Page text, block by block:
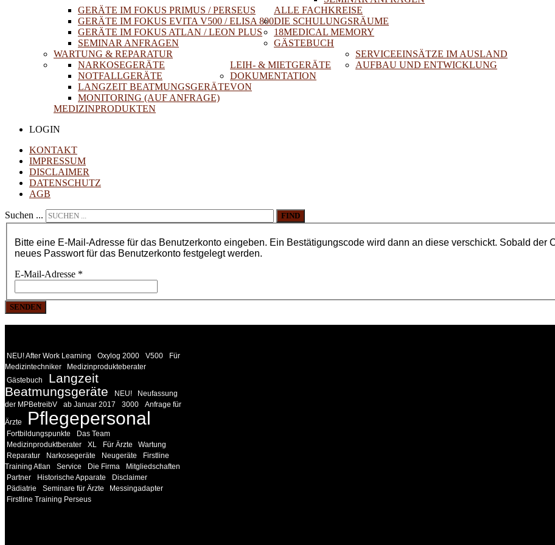
ALLE FACHKREISE
GERÄTE IM FOKUS PRIMUS / PERSEUS
GERÄTE IM FOKUS EVITA V500 / ELISA 800
GERÄTE IM FOKUS ATLAN / LEON PLUS
SEMINAR ANFRAGEN
DIE SCHULUNGSRÄUME
18MEDICAL MEMORY
GÄSTEBUCH
WARTUNG & REPARATUR
LEIH- & MIETGERÄTE
NARKOSEGERÄTE
NOTFALLGERÄTE
LANGZEIT BEATMUNGSGERÄTE
MONITORING (AUF ANFRAGE)
DOKUMENTATION
VON
MEDIZINPRODUKTEN
SERVICEEINSÄTZE IM AUSLAND
AUFBAU UND ENTWICKLUNG
LOGIN
KONTAKT
IMPRESSUM
DISCLAIMER
DATENSCHUTZ
AGB
Suchen ... FIND
Bitte eine E-Mail-Adresse für das Benutzerkonto eingeben. Ein Bestätigungscode wird dann an diese verschickt. Sobald der
neues Passwort für das Benutzerkonto festgelegt werden.
E-Mail-Adresse *
SENDEN
NEU! After Work Learning Oxylog 2000 V500
Für
Medizintechniker
Medizinprodukteberater
Gästebuch
Langzeit
Beatmungsgeräte
NEU!
Neufassung
der MPBetreibV
ab Januar 2017 3000 Anfrage für
Ärzte Pflegepersonal
Fortbildungspunkte
Das Team
Medizinproduktberater
XL Für Ärzte
Wartung
Reparatur
Narkosegeräte Neugeräte
Firstline
Training Atlan
Service Die Firma
Mitgliedschaften
Partner
Historische Apparate
Disclaimer
Pädiatrie
Seminare für Ärzte
Messingadapter
Firstline Training Perseus